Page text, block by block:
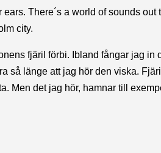
There´s a world of sounds out
city.
fjäril förbi. Ibland fångar jag in
så länge att jag hör den viska.
Men det jag hör, hamnar till